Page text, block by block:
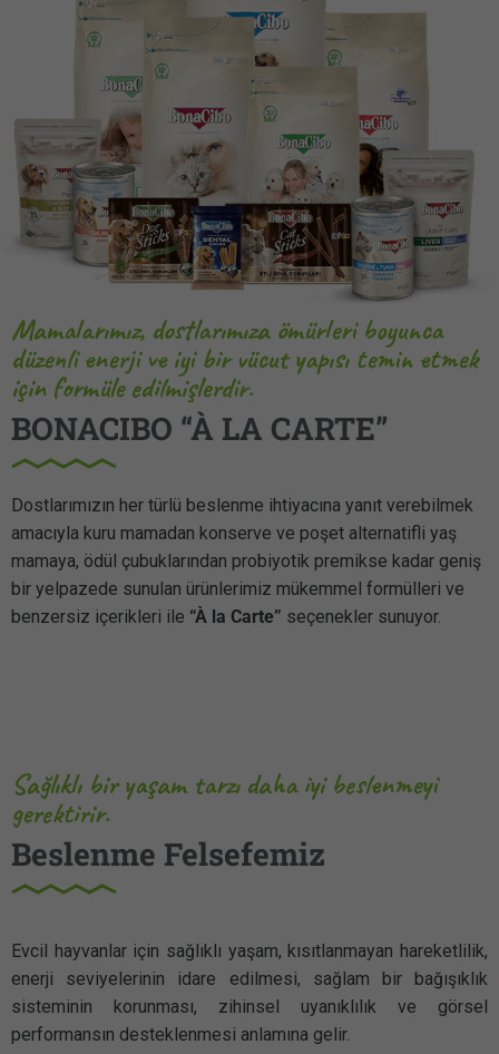
Mamalarımız, dostlarımıza ömürleri boyunca
düzenli enerji ve iyi bir vücut yapısı temin etmek
için formüle edilmişlerdir.
BONACIBO “À LA CARTE”
Dostlarımızın her türlü beslenme ihtiyacına yanıt verebilmek
amacıyla kuru mamadan konserve ve poşet alternatifli yaş
mamaya, ödül çubuklarından probiyotik premikse kadar geniş
bir yelpazede sunulan ürünlerimiz mükemmel formülleri ve
benzersiz içerikleri ile “À la Carte” seçenekler sunuyor.
Sağlıklı bir yaşam tarzı daha iyi beslenmeyi
gerektirir.
Beslenme Felsefemiz
Evcil hayvanlar için sağlıklı yaşam, kısıtlanmayan hareketlilik,
enerji seviyelerinin idare edilmesi, sağlam bir bağışıklık
sisteminin korunması, zihinsel uyanıklılık ve görsel
performansın desteklenmesi anlamına gelir.